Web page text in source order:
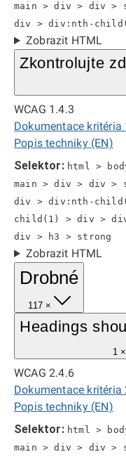
main > div > div >
div > div:nth-
Zobrazit HTML
Zkontrolujte
WCAG 1.4.3
Dokumentace kritéria
Popis techniky (EN)
Selektor: html >
main > div > div >
div > div:nth-
child(1) > div >
div > h3 > strong
Zobrazit HTML
Drobné
117 ×
Headings
1 ×
WCAG 2.4.6
Dokumentace kritéria
Popis techniky (EN)
Selektor: html >
main > div > div >